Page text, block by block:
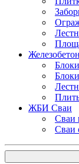
ЖБИ Сваи
Сваи
Сваи